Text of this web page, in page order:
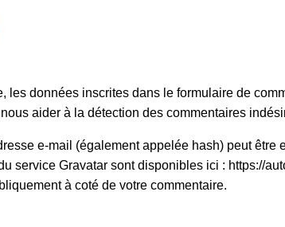
les données inscrites dans le formulaire de
aider à la détection des commentaires
e-mail (également appelée hash) peut être
service Gravatar sont disponibles ici : https://
à coté de votre commentaire.